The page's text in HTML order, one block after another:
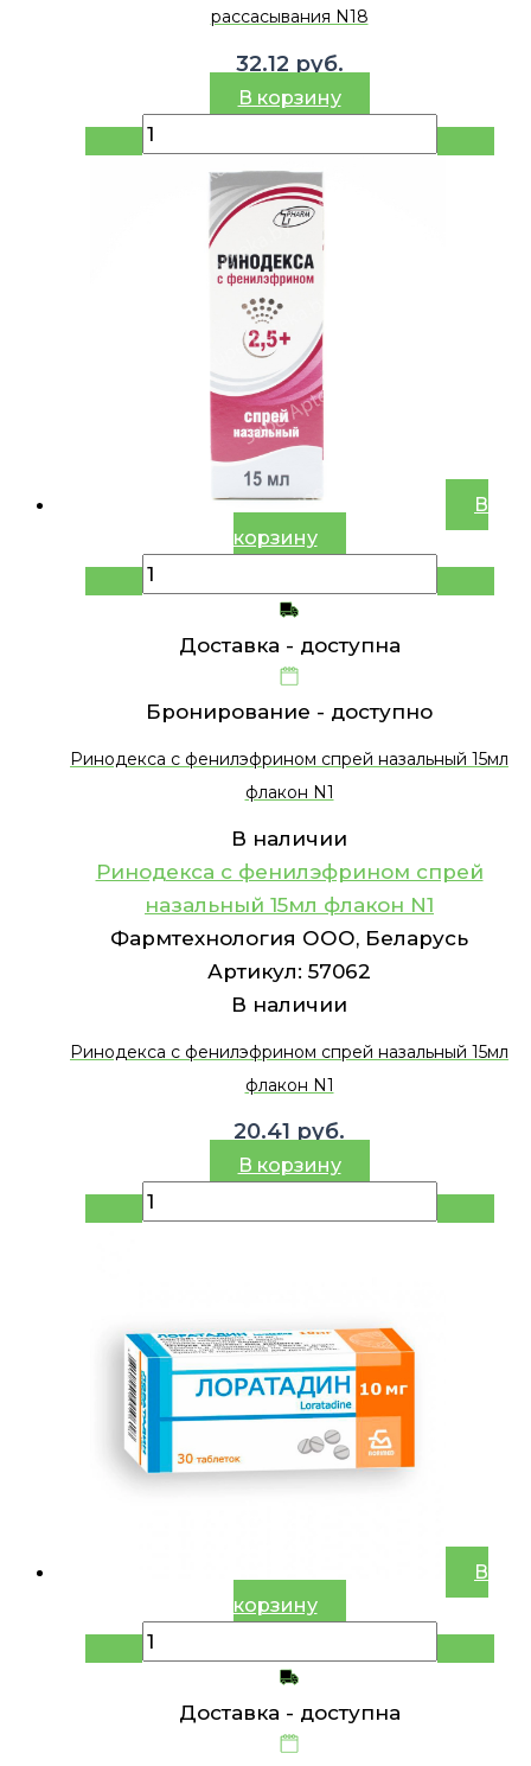
рассасывания N18
32.12 руб.
В корзину
В
корзину
Доставка - доступна
Бронирование - доступно
Ринодекса с фенилэфрином спрей назальный 15мл
флакон N1
В наличии
Ринодекса с фенилэфрином спрей
назальный 15мл флакон N1
Фармтехнология ООО, Беларусь
Артикул: 57062
В наличии
Ринодекса с фенилэфрином спрей назальный 15мл
флакон N1
20.41 руб.
В корзину
В
корзину
Доставка - доступна